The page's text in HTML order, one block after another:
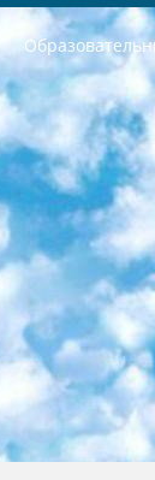
РЕСПУБЛИКА УЗБЕКИСТАН МИНИСТРЕРСТВО ДОШКОЛЬНОГО И ШКОЛЬНОГО ОБРАЗОВАНИЯ КОМАНДА в общеобразовательных учреждениях в 2023-2024 учебном году организация и проведение итоговой государственной аттестации обучающихся о Министра дошкольного и школьного образования Республики Узбекистан от 4 марта 2008 года (постановлением Минюста от 20 марта 2008 года № 1778 государственной регистрации) «Итоговое состояние учащихся общего среднего образования на основании положения об утверждении положения об аттестации общего среднего образования выпускной экзамен студентов в образовательных учреждениях в 2023-2024 учебном году В целях организации и прохождения аттестации приказываю: 1. Следующее: перечень предметов, по которым будет проводиться итоговая государственная аттестация и экзамен формы перевода согласно приложению 1; сертификаты международного образца, оценивающие уровень владения иностранными языками перечень согласно приложению 2; 2. Педагогический при специализированных образовательных учреждениях. научно-практический центр квалификации и международной оценки (Д.Давидова)